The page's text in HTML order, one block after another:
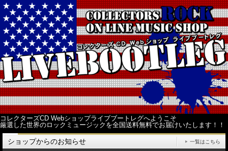
コレクターズCD Webショップライブブートレグへようこそ
厳選した世界のロックミュージックを全国送料無料でお届けいたします！！
ショップからのお知らせ 一覧はこちら